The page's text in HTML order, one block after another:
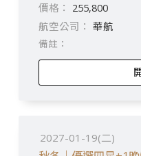
255,800
華航
2027-01-19(二)